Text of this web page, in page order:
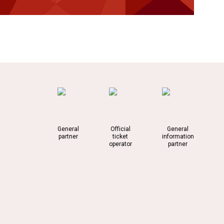
General
partner
Official
ticket
operator
General
information
partner